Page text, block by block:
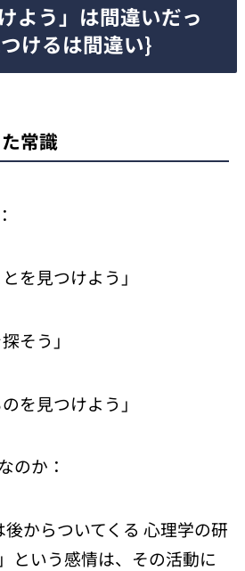
よう」は間違いだっ
けるは間違い}
常識
を見つけよう」
そう」
を見つけよう」
のか：
からついてくる 心理学の研
という感情は、その活動に